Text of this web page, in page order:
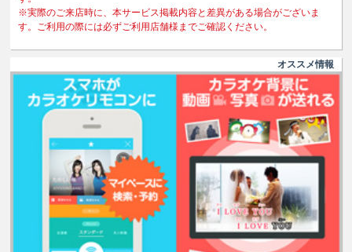
※実際のご来店時に、本サービス掲載内容と差異がある場合がございま
す。ご利用の際には必ずご利用店舗様までご確認ください。
オススメ情報